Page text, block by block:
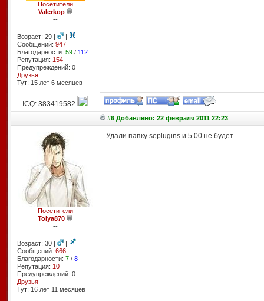
Посетители
Valerkop
--
Возраст: 29 |
|
Сообщений: 947
Благодарности: 59/ 112
Репутация: 154
Предупреждений: 0
Друзья
Тут: 15 лет 6 месяцев
ICQ: 383419582
#6 Добавлено: 22 февраля 2011 22:23
Посетители
Tolya870
--
Возраст: 30 |
|
Сообщений: 666
Благодарности: 7/ 8
Репутация: 10
Предупреждений: 0
Друзья
Тут: 16 лет 11 месяцев
Удали папку seplugins и 5.00 не будет.